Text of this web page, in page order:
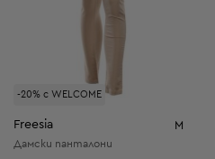
-20% с WELCOME
Freesia M
Дамски панталони